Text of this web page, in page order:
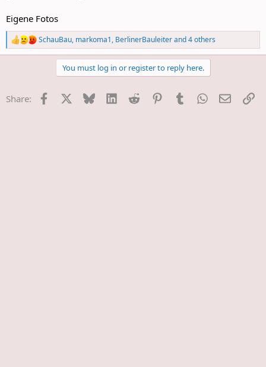
Eigene Fotos
R
e
o
SchauBau, markoma1, BerlinerBauleiterand 4 others
You must log in or register to reply here.
Share: Facebook Bluesky LinkedInReddit PinterestTumblrWhatsApp
E-Mail